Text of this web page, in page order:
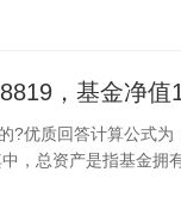
，基金净值
?优质回答计算公式
，总资产是指基金拥